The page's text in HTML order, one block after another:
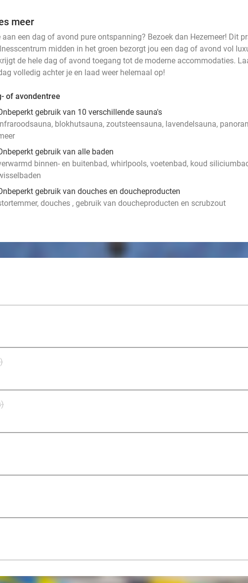
meer
aan een dag of avond pure ontspanning? Bezoek dan Hezemeer! Dit
midden in het groen bezorgt jou een dag of avond vol
de hele dag of avond toegang tot de moderne accommodaties.
volledig achter je en laad weer helemaal op!
of avondentree
gebruik van 10 verschillende sauna's
blokhutsauna, zoutsteensauna, lavendelsauna,
gebruik van alle baden
binnen- en buitenbad, whirlpools, voetenbad, koud
gebruik van douches en doucheproducten
douches , gebruik van doucheproducten en scrubzout